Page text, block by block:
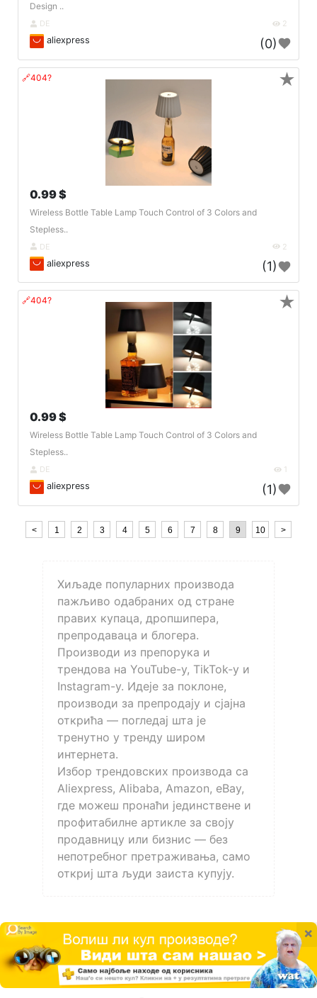
Design ..
DE 2
aliexpress (0)
🔗404?
0.99 $
Wireless Bottle Table Lamp Touch Control of 3 Colors and
Stepless..
DE 2
aliexpress (1)
★
🔗404?
0.99 $
Wireless Bottle Table Lamp Touch Control of 3 Colors and
Stepless..
DE 1
aliexpress (1)
★
< 1 2 3 4 5 6 7 8 9 10 >
Хиљаде популарних производа
пажљиво одабраних од стране
правих купаца, дропшипера,
препродаваца и блогера.
Производи из препорука и
трендова на YouTube-у, TikTok-у и
Instagram-у. Идеје за поклоне,
производи за препродају и сјајна
открића — погледај шта је
тренутно у тренду широм
интернета.
Избор трендовских производа са
Aliexpress, Alibaba, Amazon, eBay,
где можеш пронаћи јединствене и
профитабилне артикле за своју
продавницу или бизнис — без
непотребног претраживања, само
откриј шта људи заиста купују.
×